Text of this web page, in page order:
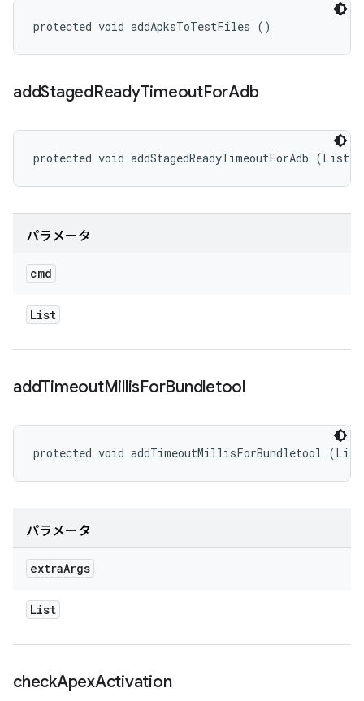
protected void addApksToTestFiles ()
addStagedReadyTimeoutForAdb
protected void addStagedReadyTimeoutForAdb
パラメータ
cmd
List
addTimeoutMillisForBundletool
protected void addTimeoutMillisForBundletool
パラメータ
extraArgs
List
checkApexActivation